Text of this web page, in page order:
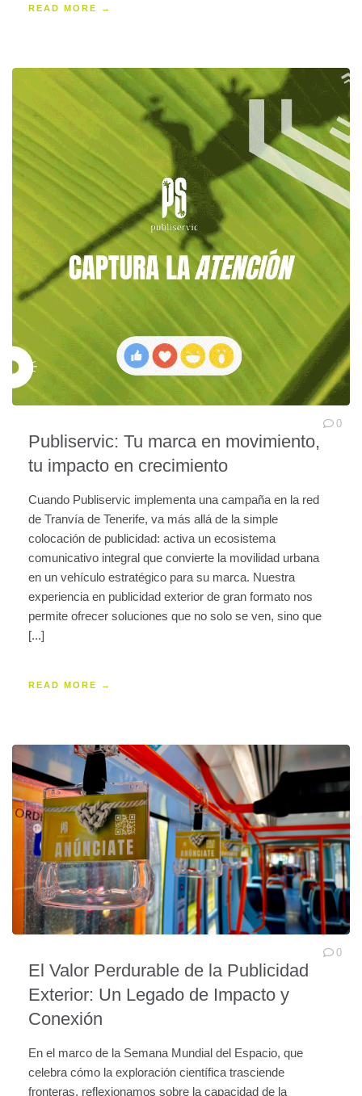
READ MORE →
Publiservic: Tu marca en movimiento,
tu impacto en crecimiento
0
Cuando Publiservic implementa una campaña en la red
de Tranvía de Tenerife, va más allá de la simple
colocación de publicidad: activa un ecosistema
comunicativo integral que convierte la movilidad urbana
en un vehículo estratégico para su marca. Nuestra
experiencia en publicidad exterior de gran formato nos
permite ofrecer soluciones que no solo se ven, sino que
[...]
READ MORE →
El Valor Perdurable de la Publicidad
Exterior: Un Legado de Impacto y
Conexión
0
En el marco de la Semana Mundial del Espacio, que
celebra cómo la exploración científica trasciende
fronteras, reflexionamos sobre la capacidad de la